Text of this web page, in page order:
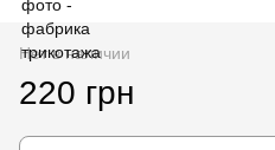
Нет в наличии
220 грн